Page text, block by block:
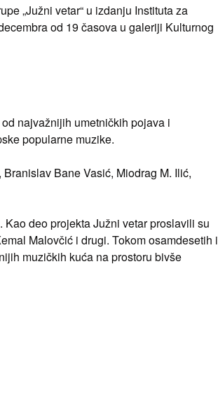
„Južni vetar“ u izdanju Instituta za
od 19 časova u galeriji Kulturnog
najvažnijih umetničkih pojava i
popularne muzike.​
Bane Vasić, Miodrag M. Ilić,
deo projekta Južni vetar proslavili su
Malovčić i drugi. Tokom osamdesetih i
muzičkih kuća na prostoru bivše